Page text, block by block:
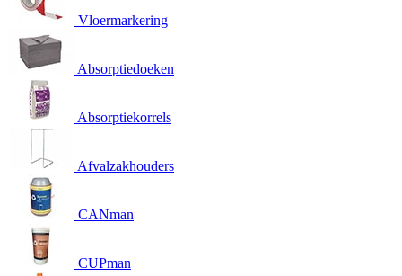
Vloermarkering
Absorptiedoeken
Absorptiekorrels
Afvalzakhouders
CANman
CUPman